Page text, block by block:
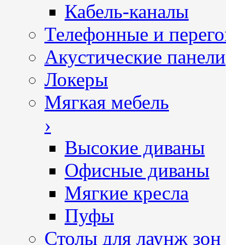
Кабель-каналы
Телефонные и
Акустические панели
Локеры
Мягкая мебель
›
Высокие диваны
Офисные диваны
Мягкие кресла
Пуфы
Столы для лаунж зон